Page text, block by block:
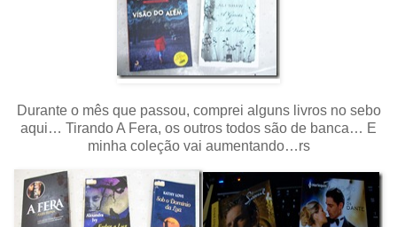
Durante o mês que passou, comprei alguns livros no sebo
aqui… Tirando A Fera, os outros todos são de banca… E
minha coleção vai aumentando…rs